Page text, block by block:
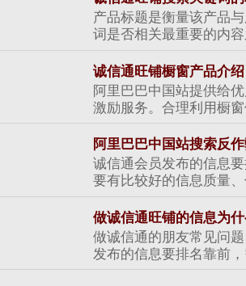
产品标题是衡量该产品
词是否相关最重要的内
诚信通旺铺橱窗产品介绍
阿里巴巴中国站提供给
激励服务。合理利用橱
阿里巴巴中国站搜索反
诚信通会员发布的信息
要有比较好的信息质量
做诚信通旺铺的信息为
做诚信通的朋友常见问
发布的信息要排名靠前